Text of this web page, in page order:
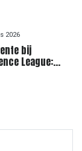
2026
bij
League: